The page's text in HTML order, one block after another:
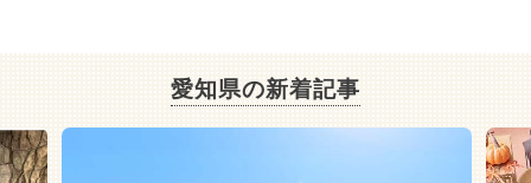
愛知県の新着記事